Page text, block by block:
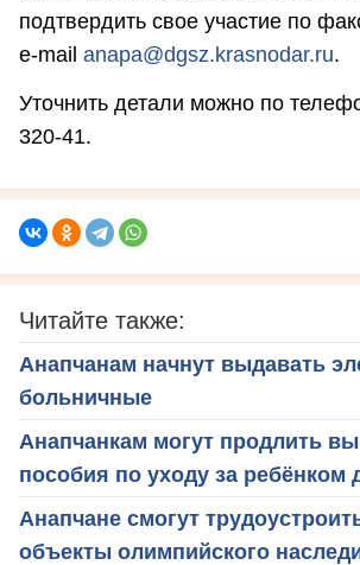
подтвердить свое участие по
e-mail anapa@dgsz.krasnodar.ru.
Уточнить детали можно по
320-41.
Читайте также:
Анапчанам начнут выдавать
больничные
Анапчанкам могут продлить
пособия по уходу за ребёнком
Анапчане смогут
объекты олимпийского